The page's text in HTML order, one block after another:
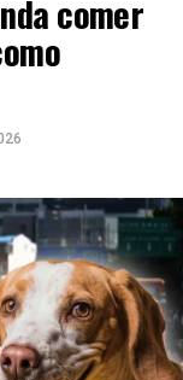
comer